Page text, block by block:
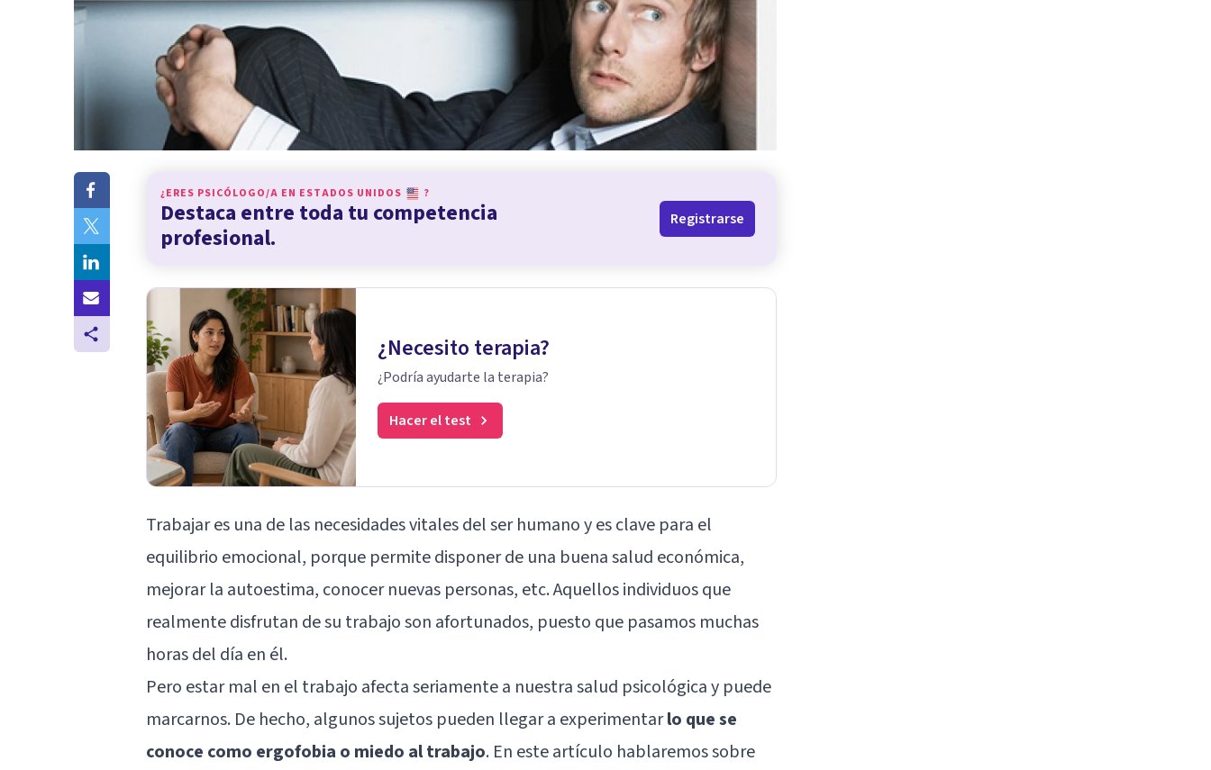
¿ERES PSICÓLOGO/A EN ESTADOS UNIDOS ?
Destaca entre toda tu competencia
profesional.
Registrarse
¿Necesito terapia?
¿Podría ayudarte la terapia?
Hacer el test
Trabajar es una de las necesidades vitales del ser humano y es clave para el
equilibrio emocional, porque permite disponer de una buena salud económica,
mejorar la autoestima, conocer nuevas personas, etc. Aquellos individuos que
realmente disfrutan de su trabajo son afortunados, puesto que pasamos muchas
horas del día en él.
Pero estar mal en el trabajo afecta seriamente a nuestra salud psicológica y puede
marcarnos. De hecho, algunos sujetos pueden llegar a experimentarlo que se
conoce como ergofobia o miedo al trabajo. En este artículo hablaremos sobre